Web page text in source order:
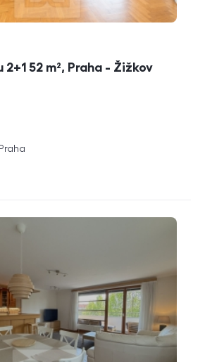
2+1 52 m², Praha - Žižkov